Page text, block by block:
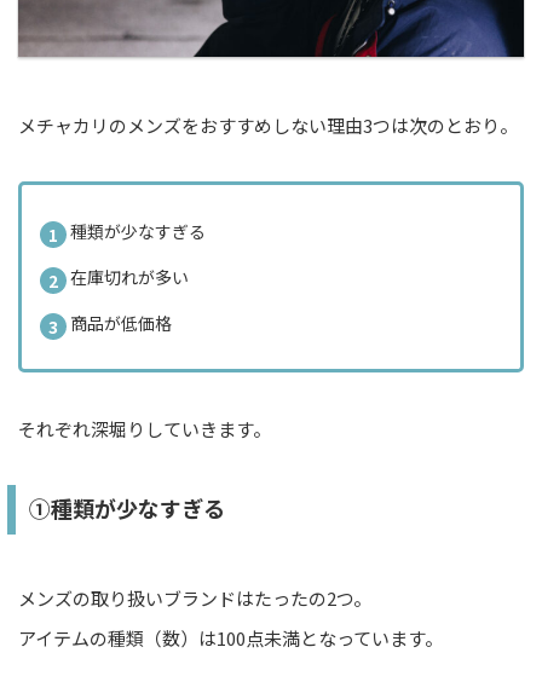
メチャカリのメンズをおすすめしない理由3つは次のとおり。
種類が少なすぎる
在庫切れが多い
商品が低価格
それぞれ深堀りしていきます。
①種類が少なすぎる
メンズの取り扱いブランドはたったの2つ。
アイテムの種類（数）は100点未満となっています。